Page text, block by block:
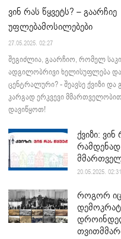
ვინ რას წყვეტს? – გაარჩიე
უფლებამოსილებები
27.05.2025. 02:27
შეგიძლია, გაარჩიო, რომელ
ადგილობრივი ხელისუფლება
ცენტრალური? - შეავსე ქვიზი და
კარგად ერკვევი მმართველობით
დავიწყოთ!
ქვიზი:
20.05.2025. 02:31
როგორ